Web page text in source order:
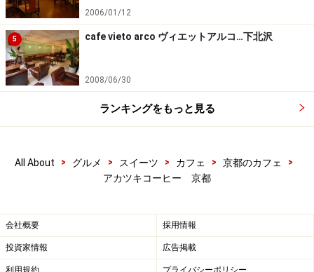
2006/01/12
5 cafe vieto arco ヴィエットアルコ…下北沢
2008/06/30
ランキングをもっと見る
All About > グルメ > スイーツ > カフェ > 京都のカフェ
>
アカツキコーヒー 京都
会社概要 採用情報
投資家情報 広告掲載